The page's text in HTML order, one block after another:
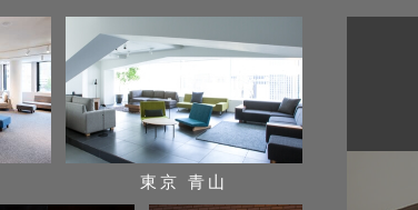
東京 青山